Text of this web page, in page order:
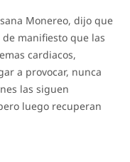
Monereo, dijo que
manifiesto que las
cardiacos,
a provocar, nunca
las siguen
luego recuperan